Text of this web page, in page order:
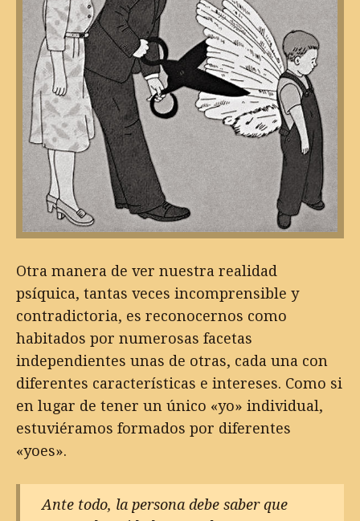
Otra manera de ver nuestra realidad
psíquica, tantas veces incomprensible y
contradictoria, es reconocernos como
habitados por numerosas facetas
independientes unas de otras, cada una con
diferentes características e intereses. Como si
en lugar de tener un único «yo» individual,
estuviéramos formados por diferentes
«yoes».
Ante todo, la persona debe saber que